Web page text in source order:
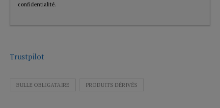
confidentialité.
Trustpilot
BULLE OBLIGATAIRE PRODUITS DÉRIVÉS